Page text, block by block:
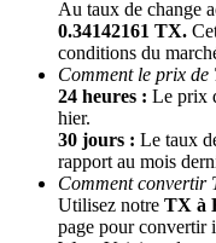
Parrainage
Invitez un ami pour
Deposit CASHCAT &
Au taux de change
0.34142161 TX.
conditions du
Comment le prix
24 heures : Le prix
hier.
30 jours : Le taux
rapport au mois
Comment convertir
Utilisez notre TX à
page pour convertir